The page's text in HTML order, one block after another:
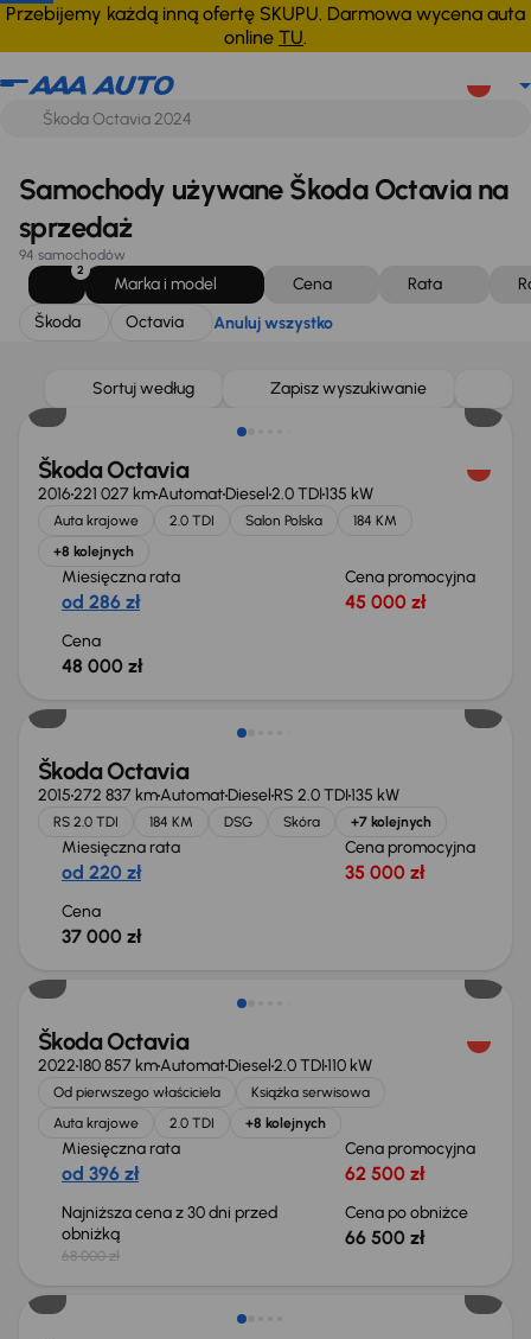
Przebijemy każdą inną ofertę SKUPU. Darmowa wycena auta
online TU.
Škoda Octavia Anuluj wszystko
Samochody używane Škoda Octavia na
sprzedaż
94 samochodów
2
Marka i model Cena Rata
Škoda
Octavia Anuluj wszystko
Sortuj według Zapisz wyszukiwanie
Škoda Octavia
2016221 027 kmAutomatDiesel2.0 TDI135 kW
Auta krajowe 2.0 TDI Salon Polska
184 KM
+8 kolejnych
Miesięczna rata
od 286 zł
Cena promocyjna
45 000 zł
Cena
48 000 zł
Škoda Octavia
2015272 837 kmAutomatDiesel RS 2.0 TDI135 kW
RS 2.0 TDI 184 KM DSG Skóra +7 kolejnych
Miesięczna rata
od 220 zł
Cena promocyjna
35 000 zł
Cena
37 000 zł
Škoda Octavia
2022180 857 kmAutomatDiesel2.0 TDI110 kW
Od pierwszego właściciela
Książka serwisowa
Auta krajowe
2.0 TDI +8 kolejnych
Miesięczna rata
od 396 zł
Cena promocyjna
62 500 zł
Najniższa cena z 30 dni przed
obniżką
68 000 zł
Cena po obniżce
66 500 zł
Taniej o 1 000 zł